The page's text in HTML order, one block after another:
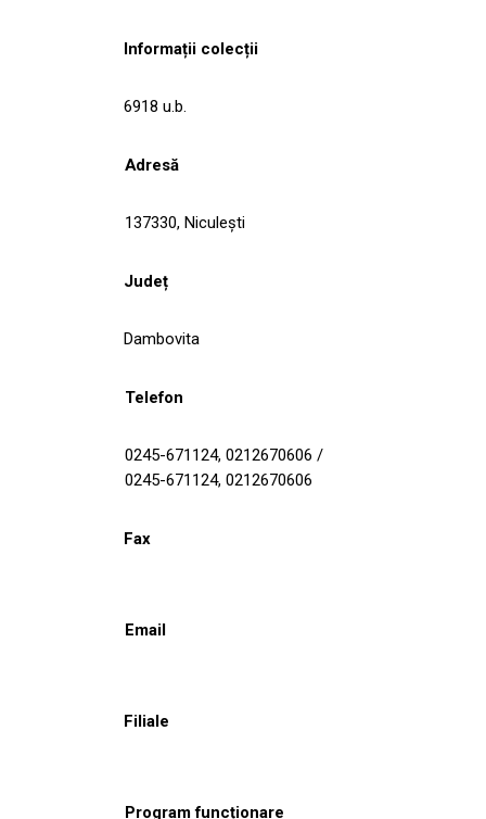
Informații colecții
6918 u.b.
Adresă
137330, Niculeşti
Județ
Dambovita
Telefon
0245-671124, 0212670606 /
0245-671124, 0212670606
Fax
Email
Filiale
Program funcționare